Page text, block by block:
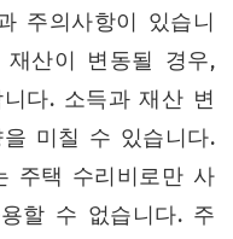
주의사항이 있습니
산이 변동될 경우,
다. 소득과 재산 변
미칠 수 있습니다.
주택 수리비로만 사
할 수 없습니다. 주